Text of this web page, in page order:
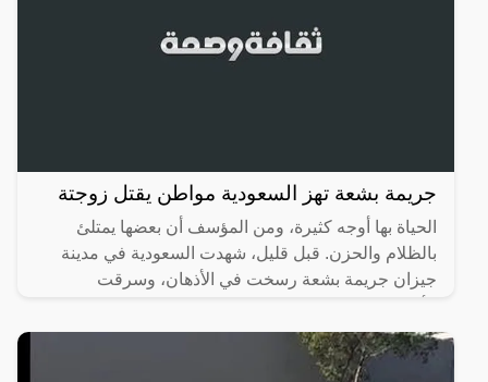
جريمة بشعة تهز السعودية مواطن يقتل زوجتة
الحياة بها أوجه كثيرة، ومن المؤسف أن بعضها يمتلئ
بالظلام والحزن. قبل قليل، شهدت السعودية في مدينة
جيزان جريمة بشعة رسخت في الأذهان، وسرقت